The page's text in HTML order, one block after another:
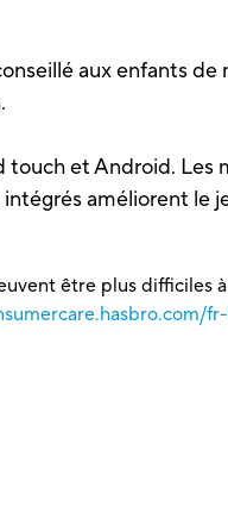
aux enfants de
et Android. Les
améliorent le
être plus difficiles